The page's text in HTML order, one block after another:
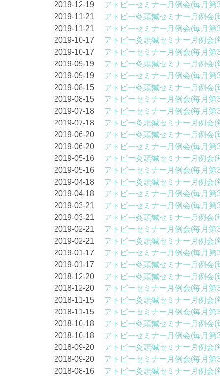
2019-12-19 アトピーセミナー月例会(毎月第
2019-11-21 アトピー灸頭鍼セミナー月例会(
2019-11-21 アトピーセミナー月例会(毎月第
2019-10-17 アトピー灸頭鍼セミナー月例会(
2019-10-17 アトピーセミナー月例会(毎月第
2019-09-19 アトピー灸頭鍼セミナー月例会(
2019-09-19 アトピーセミナー月例会(毎月第
2019-08-15 アトピー灸頭鍼セミナー月例会(
2019-08-15 アトピーセミナー月例会(毎月第
2019-07-18 アトピーセミナー月例会(毎月第
2019-07-18 アトピー灸頭鍼セミナー月例会(
2019-06-20 アトピー灸頭鍼セミナー月例会(
2019-06-20 アトピーセミナー月例会(毎月第
2019-05-16 アトピー灸頭鍼セミナー月例会(
2019-05-16 アトピーセミナー月例会(毎月第
2019-04-18 アトピー灸頭鍼セミナー月例会(
2019-04-18 アトピーセミナー月例会(毎月第
2019-03-21 アトピーセミナー月例会(毎月第
2019-03-21 アトピー灸頭鍼セミナー月例会(
2019-02-21 アトピーセミナー月例会(毎月第
2019-02-21 アトピー灸頭鍼セミナー月例会(
2019-01-17 アトピーセミナー月例会(毎月第
2019-01-17 アトピー灸頭鍼セミナー月例会(
2018-12-20 アトピー灸頭鍼セミナー月例会(
2018-12-20 アトピーセミナー月例会(毎月第
2018-11-15 アトピー灸頭鍼セミナー月例会(
2018-11-15 アトピーセミナー月例会(毎月第
2018-10-18 アトピー灸頭鍼セミナー月例会(
2018-10-18 アトピーセミナー月例会(毎月第
2018-09-20 アトピー灸頭鍼セミナー月例会(
2018-09-20 アトピーセミナー月例会(毎月第
2018-08-16 アトピー灸頭鍼セミナー月例会(